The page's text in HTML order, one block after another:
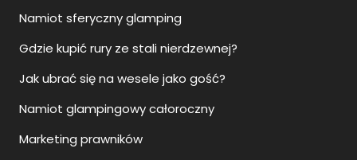
Namiot sferyczny glamping
Gdzie kupić rury ze stali nierdzewnej?
Jak ubrać się na wesele jako gość?
Namiot glampingowy całoroczny
Marketing prawników